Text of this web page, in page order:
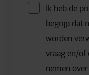
Ik heb de
begrijp dat
worden
vraag en/of
nemen